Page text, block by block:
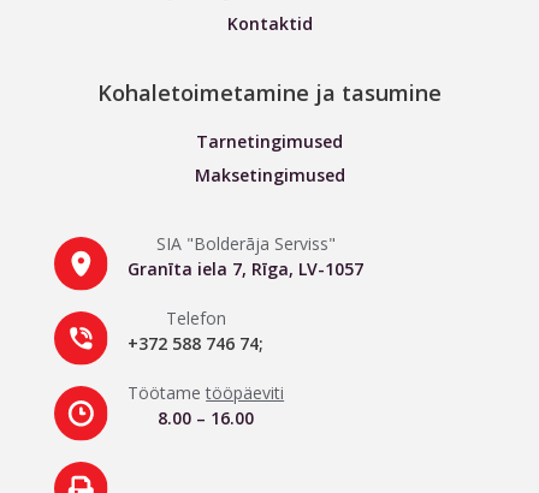
Kontaktid
Kohaletoimetamine ja tasumine
Tarnetingimused
Maksetingimused
SIA "Bolderāja Serviss"
Granīta iela 7, Rīga, LV-1057
Telefon
+372 588 746 74;
Töötametööpäeviti
8.00 – 16.00